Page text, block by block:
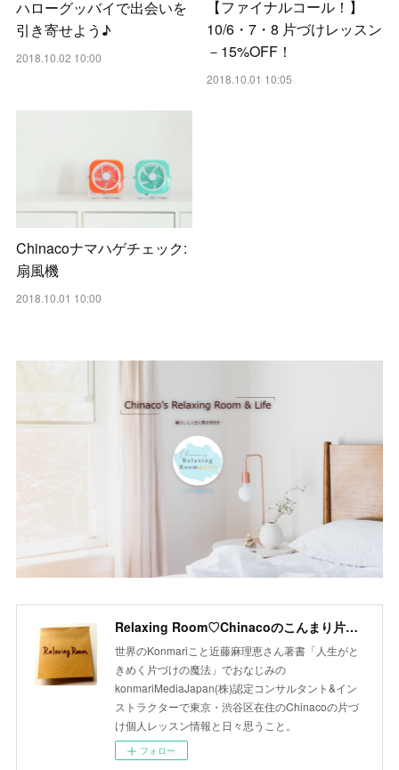
ハローグッバイで出会いを
引き寄せよう♪
2018.10.02 10:00
【ファイナルコール！】
10/6・7・8 片づけレッスン
－15%OFF！
2018.10.01 10:05
Chinacoナマハゲチェック:
扇風機
2018.10.01 10:00
Relaxing Room♡Chinacoのこんまり片づけLesson
世界のKonmariこと近藤麻理恵さん著書「人生がと
きめく片づけの魔法」でおなじみの
konmariMediaJapan(株)認定コンサルタント&イン
ストラクターで東京・渋谷区在住のChinacoの片づ
け個人レッスン情報と日々思うこと。
フォロー